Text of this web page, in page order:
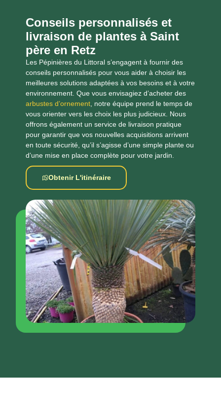
Conseils personnalisés et
livraison de plantes à Saint
père en Retz
Les Pépinières du Littoral s’engagent à fournir des
conseils personnalisés pour vous aider à choisir les
meilleures solutions adaptées à vos besoins et à votre
environnement. Que vous envisagiez d’acheter des
arbustes d’ornement, notre équipe prend le temps de
vous orienter vers les choix les plus judicieux. Nous
offrons également un service de livraison pratique
pour garantir que vos nouvelles acquisitions arrivent
en toute sécurité, qu’il s’agisse d’une simple plante ou
d’une mise en place complète pour votre jardin.
Obtenir L'itinéraire